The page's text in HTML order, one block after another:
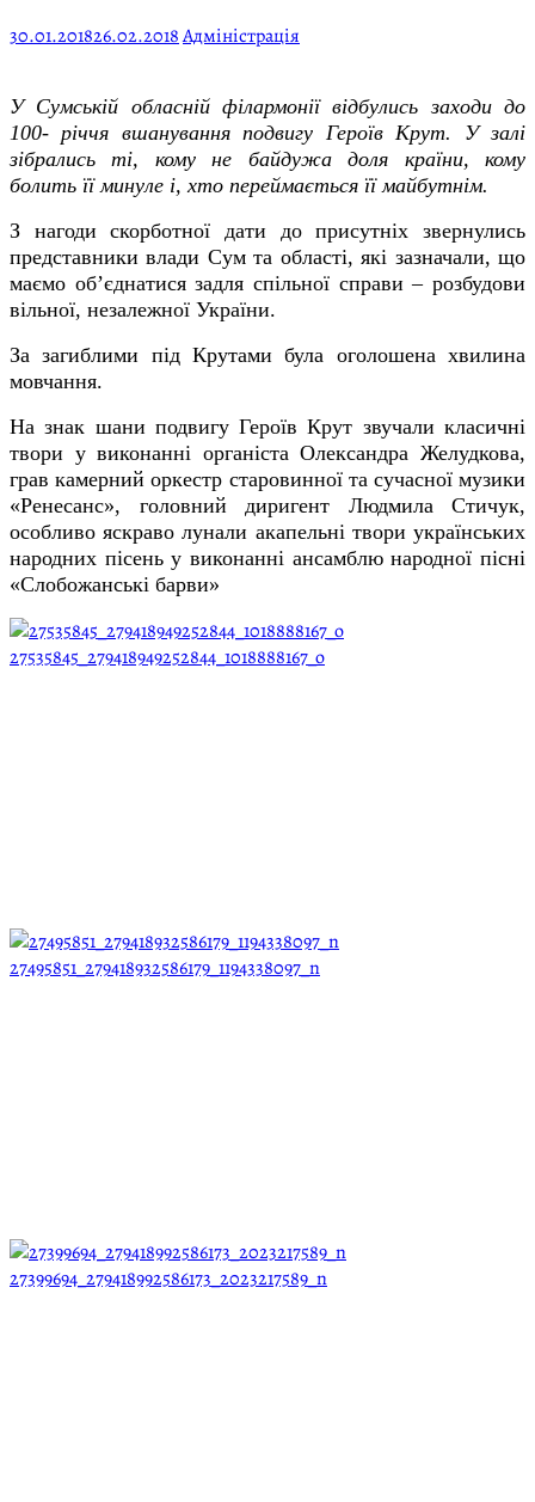
30.01.201826.02.2018Адміністрація
У Сумській обласній філармонії відбулись заходи до
100- річчя вшанування подвигу Героїв Крут. У залі
зібрались ті, кому не байдужа доля країни, кому
болить її минуле і, хто переймається її майбутнім.
З нагоди скорботної дати до присутніх звернулись
представники влади Сум та області, які зазначали, що
маємо об’єднатися задля спільної справи – розбудови
вільної, незалежної України.
За загиблими під Крутами була оголошена хвилина
мовчання.
На знак шани подвигу Героїв Крут звучали класичні
твори у виконанні органіста Олександра Желудкова,
грав камерний оркестр старовинної та сучасної музики
«Ренесанс», головний диригент Людмила Стичук,
особливо яскраво лунали акапельні твори українських
народних пісень у виконанні ансамблю народної пісні
«Слобожанські барви»
27535845_279418949252844_1018888167_o
27495851_279418932586179_1194338097_n
27399694_279418992586173_2023217589_n